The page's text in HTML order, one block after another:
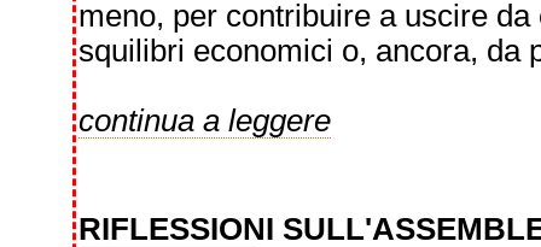
meno, per contribuire a uscire
squilibri economici o, ancora, da
continua a leggere
RIFLESSIONI